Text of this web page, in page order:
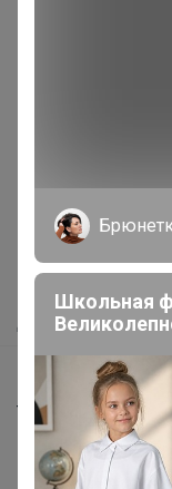
Как здесь все
Как сделать заказ?
Как получить?
Доставка
Шоурумы
Торговые марки
Наша команда
В наличии
Школьная